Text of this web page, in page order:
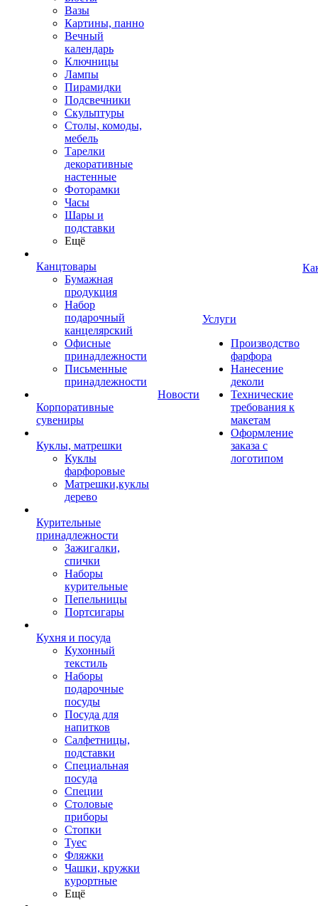
Вазы
Картины, панно
Вечный
календарь
Ключницы
Лампы
Пирамидки
Подсвечники
Скульптуры
Столы, комоды,
мебель
Тарелки
декоративные
настенные
Фоторамки
Часы
Шары и
подставки
Ещё
Канцтовары
Бумажная
продукция
Набор
подарочный
канцелярский
Офисные
принадлежности
Письменные
принадлежности
Корпоративные
сувениры
Куклы, матрешки
Куклы
фарфоровые
Матрешки,куклы
дерево
Курительные
принадлежности
Зажигалки,
спички
Наборы
курительные
Пепельницы
Портсигары
Кухня и посуда
Кухонный
текстиль
Наборы
подарочные
посуды
Посуда для
напитков
Салфетницы,
подставки
Специальная
посуда
Специи
Столовые
приборы
Стопки
Туес
Фляжки
Чашки, кружки
курортные
Ещё
Новости
Услуги
Производство
фарфора
Нанесение
деколи
Технические
требования к
макетам
Оформление
заказа с
логотипом